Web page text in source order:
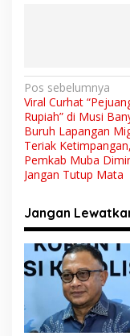
N
a
v
i
g
a
s
i
p
s
Pos sebelumnya
Viral Curhat
Rupiah” di Musi
Buruh Lapangan
Teriak Ketimpangan,
Pemkab Muba
Jangan Tutup Mata
Jangan